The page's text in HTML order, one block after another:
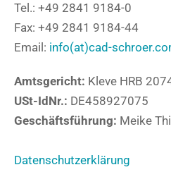
Tel.: +49 2841 9184-0
Fax: +49 2841 9184-44
Email: info(at)cad-
Amtsgericht: Kleve HRB
USt-IdNr.: DE458927075
Geschäftsführung: Meike
Datenschutzerklärung